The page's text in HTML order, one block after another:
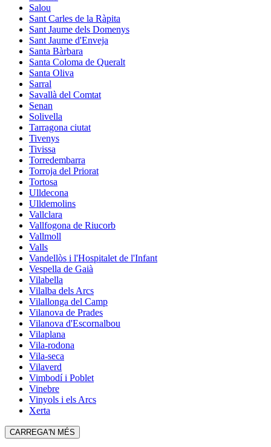
Salou
Sant Carles de la Ràpita
Sant Jaume dels Domenys
Sant Jaume d'Enveja
Santa Bàrbara
Santa Coloma de Queralt
Santa Oliva
Sarral
Savallà del Comtat
Senan
Solivella
Tarragona ciutat
Tivenys
Tivissa
Torredembarra
Torroja del Priorat
Tortosa
Ulldecona
Ulldemolins
Vallclara
Vallfogona de Riucorb
Vallmoll
Valls
Vandellòs i l'Hospitalet de l'Infant
Vespella de Gaià
Vilabella
Vilalba dels Arcs
Vilallonga del Camp
Vilanova de Prades
Vilanova d'Escornalbou
Vilaplana
Vila-rodona
Vila-seca
Vilaverd
Vimbodí i Poblet
Vinebre
Vinyols i els Arcs
Xerta
CARREGA'N MÉS